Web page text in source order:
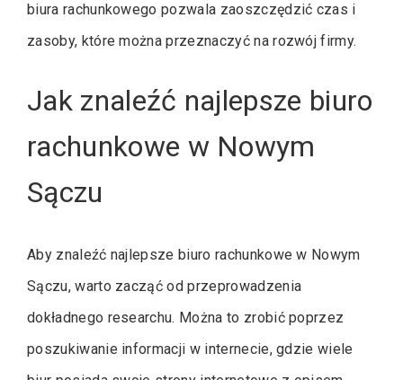
biura rachunkowego pozwala zaoszczędzić czas i
zasoby, które można przeznaczyć na rozwój firmy.
Jak znaleźć najlepsze biuro
rachunkowe w Nowym
Sączu
Aby znaleźć najlepsze biuro rachunkowe w Nowym
Sączu, warto zacząć od przeprowadzenia
dokładnego researchu. Można to zrobić poprzez
poszukiwanie informacji w internecie, gdzie wiele